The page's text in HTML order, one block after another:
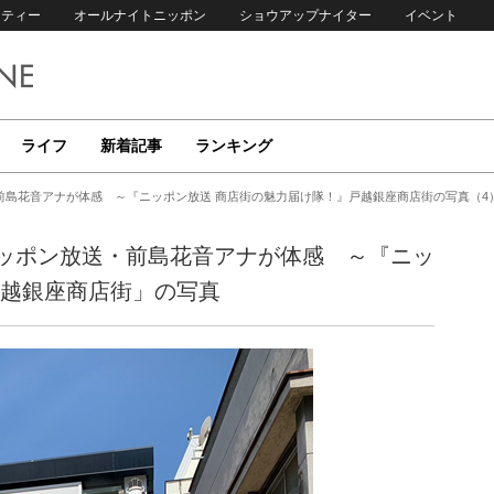
ィー オールナイトニッポン ショウアップナイター イベント
ライフ 新着記事 ランキング
島花音アナが体感 ～『ニッポン放送 商店街の魅力届け隊！』戸越銀座商店街の写真（4
ポン放送・前島花音アナが体感 ～『ニッ
銀座商店街」の写真